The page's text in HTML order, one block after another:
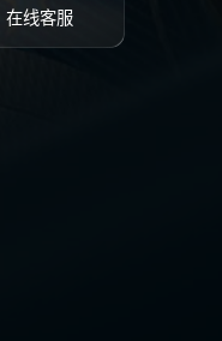
在线客服